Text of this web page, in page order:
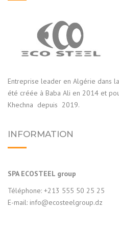
Entreprise leader en Algérie dans
été créée à Baba Ali en 2014 et
Khechna depuis 2019.
INFORMATION
SPA ECOSTEEL group
Téléphone: +213 555 50 25 25
E-mail: info@ecosteelgroup.dz